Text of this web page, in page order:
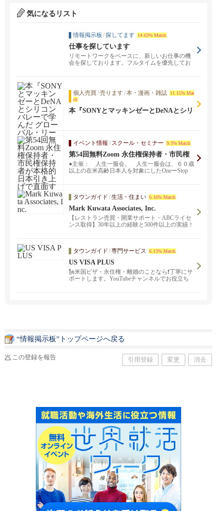
気になるリスト
情報掲示板 /探してます 14.63% Match
仕事を探しています
リモートワークをベースに、新しいお仕事の機
会を探しております。フルタイムを優先してお
個人売買 /売ります/本・漫画・雑誌
11.15% Mat
ch
本『SONYとマッキンゼーとDeNAとシリ
イベント情報 / スクール・セミナー 9.3% Match
第54回無料Zoom 永住権保持者・市民権
保持者が本格的日本引き上げで直面する
諸々の障壁とそれへの準備・対応につい
●主催： 人生一服会。 人生一服会は、６０歳
以上の在米高齢日本人を対象にしたOneーStop
タウンガイド /生活・住まい 6.16% Match
Mark Kuwata Associates, Inc.
【レストラン売買・開業サポート・ABCライセ
ンス取得】30年以上の経験と500件以上の実績！
ク桑田（213-590-1712）までご連絡ください。
タウンガイド /専門サービス 6.13% Match
US VISA PLUS
🗽米国ビザ・永住権・離婚のことなら❗️丁寧にサ
ポートします。YouTubeチャンネルでお役立ち
“情報掲示板”トップページへ戻る
この登録を報告 引用登録 変更 消去